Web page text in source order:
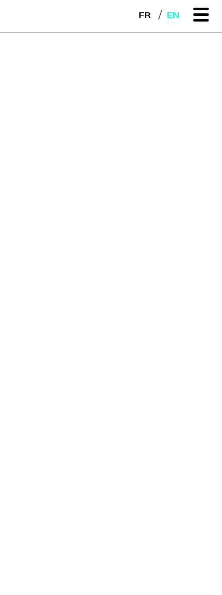
FR EN